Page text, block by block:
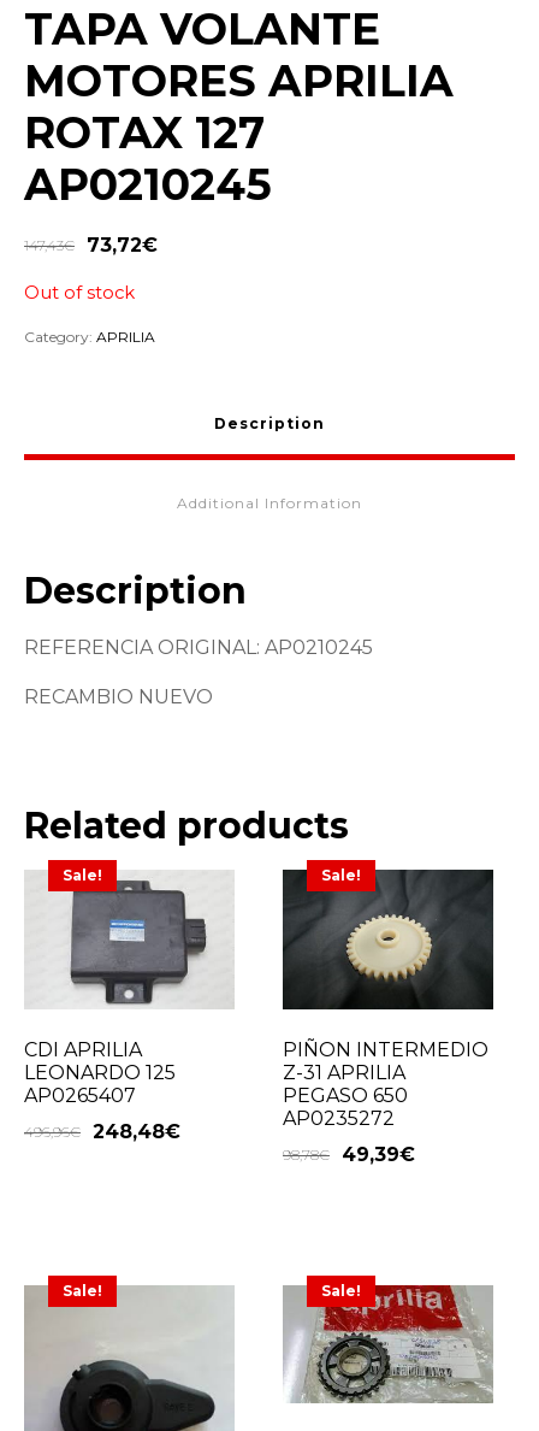
TAPA VOLANTE
MOTORES APRILIA
ROTAX 127
AP0210245
147,43€ 73,72€
Out of stock
Category: APRILIA
Description
Additional Information
Description
REFERENCIA ORIGINAL: AP0210245
RECAMBIO NUEVO
Related products
Sale!
CDI APRILIA
LEONARDO 125
AP0265407
496,96€ 248,48€
Sale!
PIÑON INTERMEDIO
Z-31 APRILIA
PEGASO 650
AP0235272
98,78€ 49,39€
Sale! Sale!